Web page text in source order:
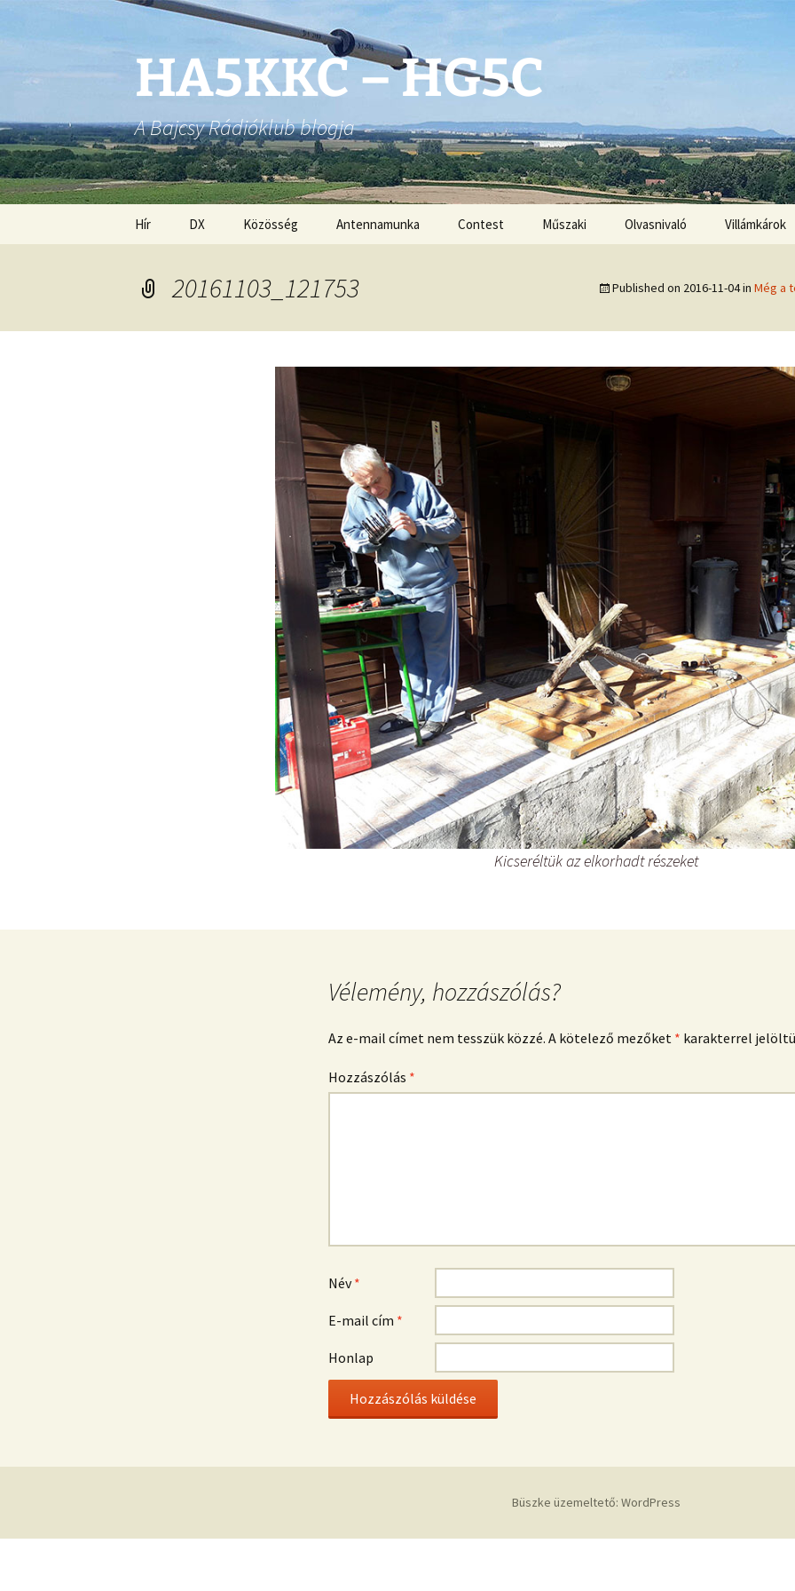
HA5KKC – HG5C
A Bajcsy Rádióklub blogja
Hír DX Közösség Antennamunka Contest Műszaki Olvasnivaló
VHF-UHF DX book
ON4UN Low Band DX-ing
Villámkárok
20161103_121753 Published on 2016-11-04in Még a
Kicseréltük az elkorhadt részeket
Vélemény, hozzászólás?
Az e-mail címet nem tesszük közzé. A kötelező mezőket * karakterrel
Hozzászólás *
Név*
E-mail cím *
Honlap
Büszke üzemeltető: WordPress